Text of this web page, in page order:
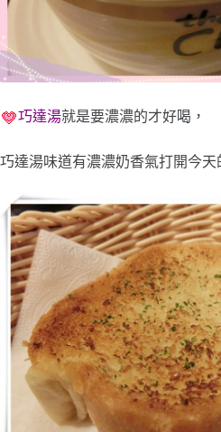
巧達湯就是要濃濃的才好喝，
巧達湯味道有濃濃奶香氣打開今天